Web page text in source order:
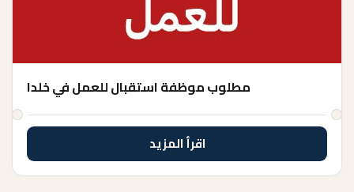
مطلوب موظفة استقبال للعمل في خلدا
اقرأ المزيد